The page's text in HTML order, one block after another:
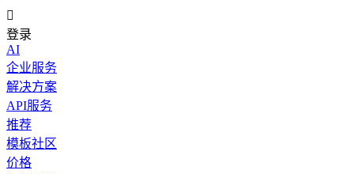

登录
AI
企业服务
解决方案
API服务
推荐
模板社区
价格